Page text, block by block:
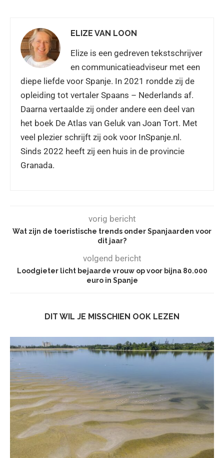
ELIZE VAN LOON
Elize is een gedreven tekstschrijver
en communicatieadviseur met een
diepe liefde voor Spanje. In 2021 rondde zij de
opleiding tot vertaler Spaans – Nederlands af.
Daarna vertaalde zij onder andere een deel van
het boek De Atlas van Geluk van Joan Tort. Met
veel plezier schrijft zij ook voor InSpanje.nl.
Sinds 2022 heeft zij een huis in de provincie
Granada.
vorig bericht
Wat zijn de toeristische trends onder Spanjaarden voor
dit jaar?
volgend bericht
Loodgieter licht bejaarde vrouw op voor bijna 80.000
euro in Spanje
DIT WIL JE MISSCHIEN OOK LEZEN